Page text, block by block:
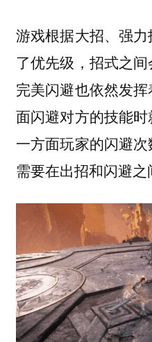
游戏根据大招、强
了优先级，招式之间
完美闪避也依然发
面闪避对方的技能
一方面玩家的闪避
需要在出招和闪避之